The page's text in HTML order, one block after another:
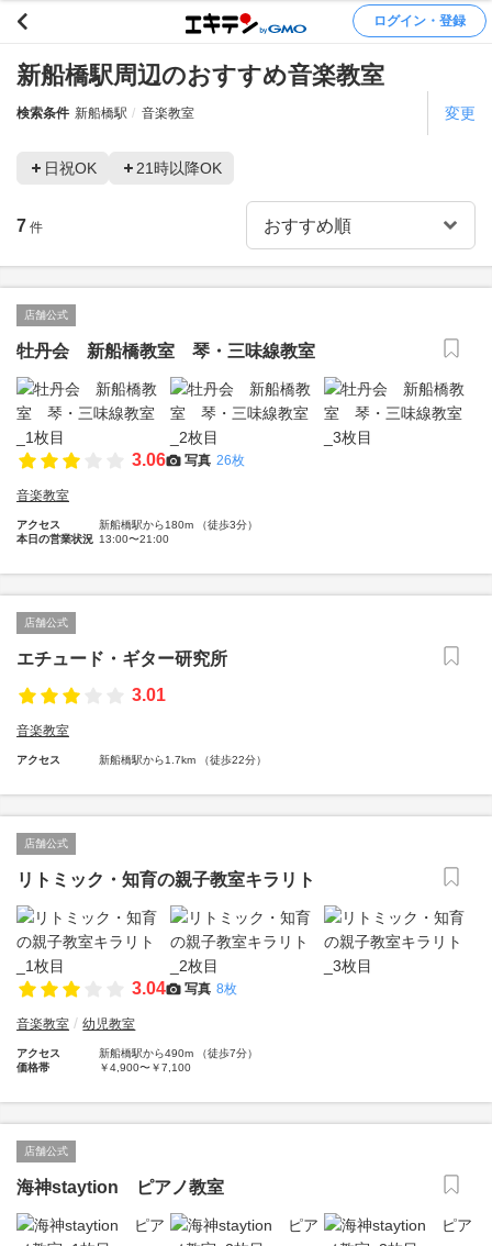
ログイン・登録
新船橋駅周辺のおすすめ音楽教室
検索条件 新船橋駅 音楽教室 変更
日祝OK 21時以降OK
7 件
店舗公式
牡丹会 新船橋教室 琴・三味線教室
3.06 写真 26枚
音楽教室
アクセス
新船橋駅から180m （徒歩3分）
本日の営業状況 13:00〜21:00
店舗公式
エチュード・ギター研究所
3.01
音楽教室
アクセス 新船橋駅から1.7km （徒歩22分）
店舗公式
リトミック・知育の親子教室キラリト
3.04 写真 8枚
音楽教室 幼児教室
アクセス
新船橋駅から490m （徒歩7分）
価格帯
￥4,900〜￥7,100
店舗公式
海神staytion ピアノ教室